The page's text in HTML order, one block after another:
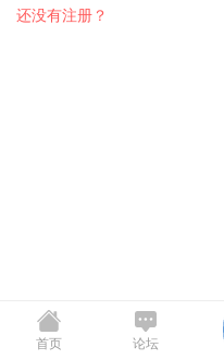
还没有注册？
首页 论坛